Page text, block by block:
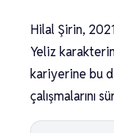
Hilal Şirin,
Yeliz
kariyerine bu
çalışmalarını